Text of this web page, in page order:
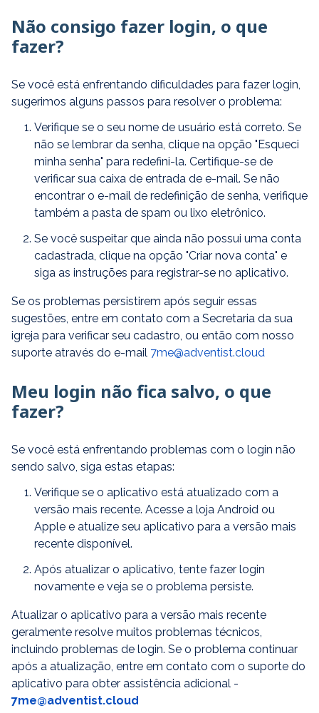
Não consigo fazer login, o que
fazer?
Se você está enfrentando dificuldades para fazer login,
sugerimos alguns passos para resolver o problema:
Verifique se o seu nome de usuário está correto. Se
não se lembrar da senha, clique na opção "Esqueci
minha senha" para redefini-la. Certifique-se de
verificar sua caixa de entrada de e-mail. Se não
encontrar o e-mail de redefinição de senha, verifique
também a pasta de spam ou lixo eletrônico.
Se você suspeitar que ainda não possui uma conta
cadastrada, clique na opção "Criar nova conta" e
siga as instruções para registrar-se no aplicativo.
Se os problemas persistirem após seguir essas
sugestões, entre em contato com a Secretaria da sua
igreja para verificar seu cadastro, ou então com nosso
suporte através do e-mail 7me@adventist.cloud
Meu login não fica salvo, o que
fazer?
Se você está enfrentando problemas com o login não
sendo salvo, siga estas etapas:
Verifique se o aplicativo está atualizado com a
versão mais recente. Acesse a loja Android ou
Apple e atualize seu aplicativo para a versão mais
recente disponível.
Após atualizar o aplicativo, tente fazer login
novamente e veja se o problema persiste.
Atualizar o aplicativo para a versão mais recente
geralmente resolve muitos problemas técnicos,
incluindo problemas de login. Se o problema continuar
após a atualização, entre em contato com o suporte do
aplicativo para obter assistência adicional -
7me@adventist.cloud